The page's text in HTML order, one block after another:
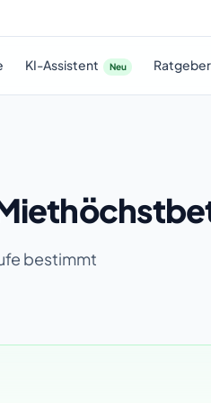
KI-Assistent Neu Ratgeber
bestimmt